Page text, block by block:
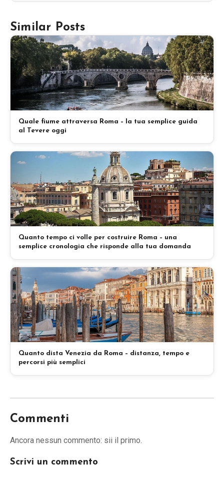
Similar Posts
Quale fiume attraversa Roma – la tua semplice guida
al Tevere oggi
Quanto tempo ci volle per costruire Roma – una
semplice cronologia che risponde alla tua domanda
Quanto dista Venezia da Roma – distanza, tempo e
percorsi più semplici
Commenti
Ancora nessun commento: sii il primo.
Scrivi un commento